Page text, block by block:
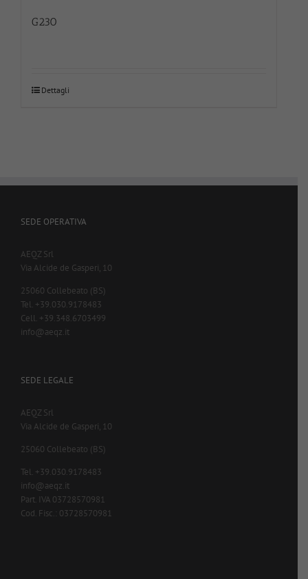
G230
Dettagli
SEDE OPERATIVA
AEQZ Srl
Via Alcide de Gasperi, 10
25060 Collebeato (BS)
Tel. +39.030.9178483
Cell. +39.348.6703499
info@aeqz.it
SEDE LEGALE
AEQZ Srl
Via Alcide de Gasperi, 10
25060 Collebeato (BS)
Tel. +39.030.9178483
info@aeqz.it
Part. IVA 03728570981
Cod. Fisc.: 03728570981